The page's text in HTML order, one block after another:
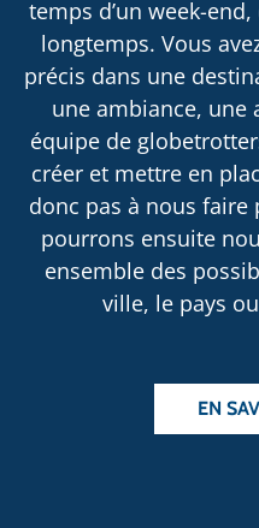
temps d’un week-
longtemps. Vous
précis dans une
une ambiance, une
équipe de
créer et mettre en
donc pas à nous faire
pourrons ensuite
ensemble des
ville, le pays
EN